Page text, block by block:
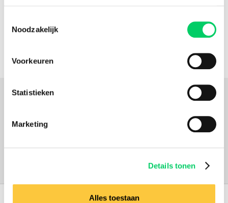
Noodzakelijk
Voorkeuren
Statistieken
Marketing
Details tonen
Alles toestaan
Terug naar Festival Travel blog
Door Kylian van Vaalen